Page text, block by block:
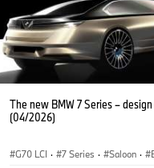
The new BMW 7 Series –
(04/2026)
G70 LCI · 7 Series · Saloon ·